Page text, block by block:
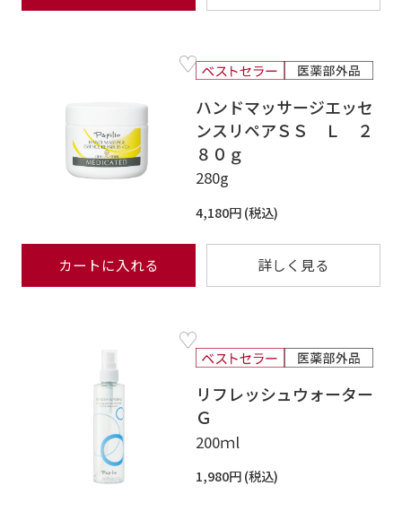
ハンドマッサージエッセ
ンスリペアＳＳ Ｌ ２
８０ｇ
280g
4,180円
カートに入れる 詳しく見る
リフレッシュウォーター
Ｇ
200ｍl
1,980円